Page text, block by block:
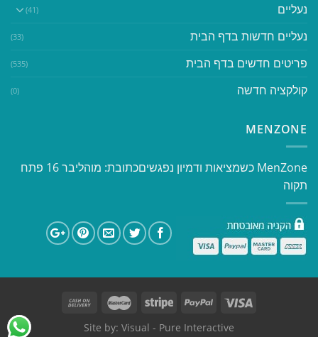
נעליים (41)
נעליים חדשות בדף הבית (33)
פריטים חדשים בדף הבית (535)
קולקציה חדשה (0)
MENZONE
​​MenZone כשמציאות ודמיון נפגשים​ כתובת: מוהליבר 16 פתח
תקוה
Site by: Visual - Pure Interactive